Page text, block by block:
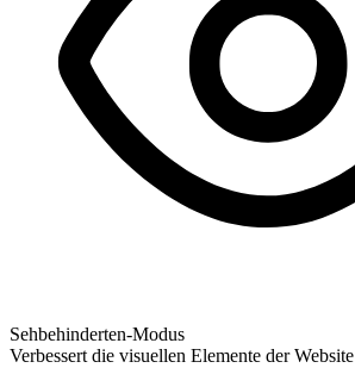
Sehbehinderten-Modus
Verbessert die visuellen Elemente der Website